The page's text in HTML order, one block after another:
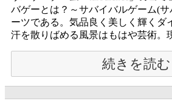
バゲーとは？～サバイバルゲーム(
ーツである。気品良く美しく輝くダ
汗を散りばめる風景はもはや芸術。
続きを読む